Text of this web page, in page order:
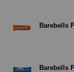
Barebells
Barebells